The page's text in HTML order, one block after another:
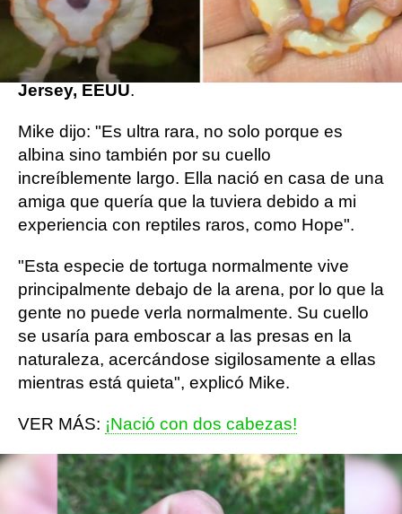
Continuando para escuchar las patas traseras,
la pequeña tortuga estira su cuello hacia la
superficie de su tanque
en su casa en Nueva
Jersey, EEUU.
Mike dijo: "Es ultra rara, no solo porque es
albina sino también por su cuello
increíblemente largo. Ella nació en casa de una
amiga que quería que la tuviera debido a mi
experiencia con reptiles raros, como Hope".
"Esta especie de tortuga normalmente vive
principalmente debajo de la arena, por lo que la
gente no puede verla normalmente. Su cuello
se usaría para emboscar a las presas en la
naturaleza, acercándose sigilosamente a ellas
mientras está quieta", explicó Mike.
VER MÁS: ¡Nació con dos cabezas!